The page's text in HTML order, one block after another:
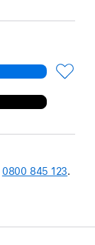
0800 845 123.